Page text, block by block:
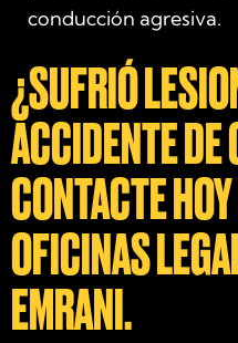
conducción agresiva.
¿SUFRIÓ
ACCIDENTE
CONTACTE
OFICINAS
EMRANI.